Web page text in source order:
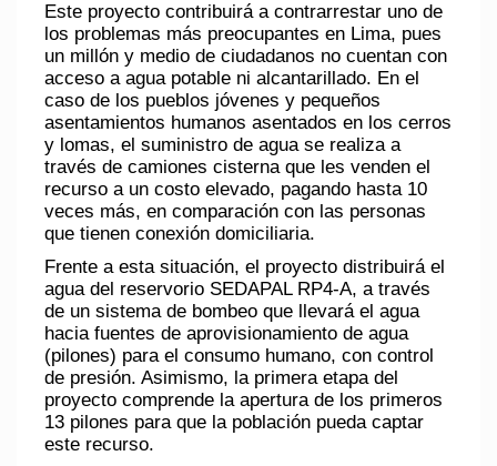
Este proyecto contribuirá a contrarrestar uno de
los problemas más preocupantes en Lima, pues
un millón y medio de ciudadanos no cuentan con
acceso a agua potable ni alcantarillado. En el
caso de los pueblos jóvenes y pequeños
asentamientos humanos asentados en los cerros
y lomas, el suministro de agua se realiza a
través de camiones cisterna que les venden el
recurso a un costo elevado, pagando hasta 10
veces más, en comparación con las personas
que tienen conexión domiciliaria.
Frente a esta situación, el proyecto distribuirá el
agua del reservorio SEDAPAL RP4-A, a través
de un sistema de bombeo que llevará el agua
hacia fuentes de aprovisionamiento de agua
(pilones) para el consumo humano, con control
de presión. Asimismo, la primera etapa del
proyecto comprende la apertura de los primeros
13 pilones para que la población pueda captar
este recurso.